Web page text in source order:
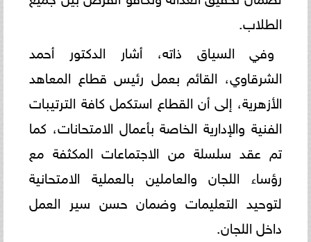
الطلاب.
وفي السياق ذاته، أشار الدكتور أحمد
الشرقاوي، القائم بعمل رئيس قطاع المعاهد
الأزهرية، إلى أن القطاع استكمل كافة الترتيبات
الفنية والإدارية الخاصة بأعمال الامتحانات، كما
تم عقد سلسلة من الاجتماعات المكثفة مع
رؤساء اللجان والعاملين بالعملية الامتحانية
لتوحيد التعليمات وضمان حسن سير العمل
داخل اللجان.